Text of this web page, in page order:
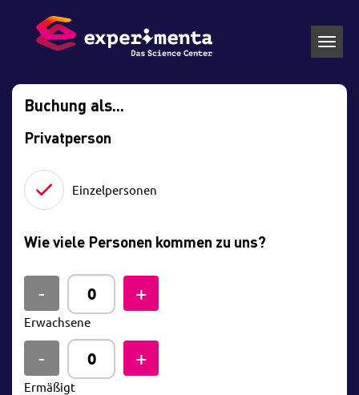
Buchung als...
Privatperson
Einzelpersonen
Wie viele Personen kommen zu uns?
Erwachsene
Ermäßigt